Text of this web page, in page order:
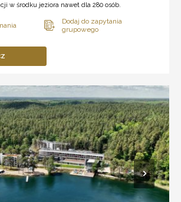
w środku jeziora nawet dla 280 osób.